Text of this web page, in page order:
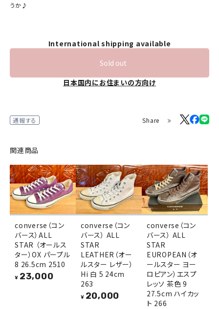
うか♪
International shipping available
Sold out
日本国内にお住まいの方向け
通報する Share
関連商品
converse（コン
バース）ALL
STAR （オールス
ター）OX パープル
8 26.5cm 2510
¥ 23,000
converse（コン
バース） ALL
STAR
LEATHER（オー
ルスター レザー）
Hi 白 5 24cm
263
¥ 20,000
converse（コン
バース） ALL
STAR
EUROPEAN（オ
ールスター ヨー
ロピアン）エスプ
レッソ 茶色 9
27.5cm ハイカッ
ト 266